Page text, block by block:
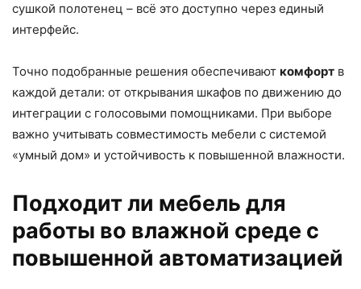
сушкой полотенец – всё это доступно через единый
интерфейс.
Точно подобранные решения обеспечивают комфорт в
каждой детали: от открывания шкафов по движению до
интеграции с голосовыми помощниками. При выборе
важно учитывать совместимость мебели с системой
«умный дом» и устойчивость к повышенной влажности.
Подходит ли мебель для
работы во влажной среде с
повышенной автоматизацией